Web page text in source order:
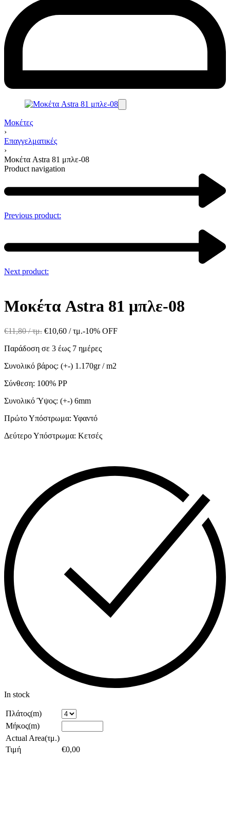
Μοκέτες
›
Επαγγελματικές
›
Μοκέτα Astra 81 μπλε-08
Product navigation
Previous product:
Next product:
Μοκέτα Astra 81 μπλε-08
€11,80/ τμ. €10,60 / τμ.-10% OFF
Παράδοση σε 3 έως 7 ημέρες
Συνολικό βάρος: (+-) 1.170gr / m2
Σύνθεση: 100% PP
Συνολικό Ύψος: (+-) 6mm
Πρώτο Υπόστρωμα: Υφαντό
Δεύτερο Υπόστρωμα: Κετσές
In stock
Πλάτος(m)
Μήκος(m)
Actual Area(τμ.)
Τιμή
€0,00